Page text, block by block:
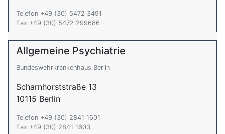
Telefon +49 (30) 5472 3491
Fax +49 (30) 5472 299686
Allgemeine Psychiatrie
Bundeswehrkrankenhaus Berlin
Scharnhorststraße 13
10115 Berlin
Telefon +49 (30) 2841 1601
Fax +49 (30) 2841 1603